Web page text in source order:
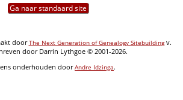
Ga naar standaard site
doorThe Next Generation of Genealogy Sitebuildingv.
door Darrin Lythgoe © 2001-2026.
onderhouden doorAndre Idzinga.